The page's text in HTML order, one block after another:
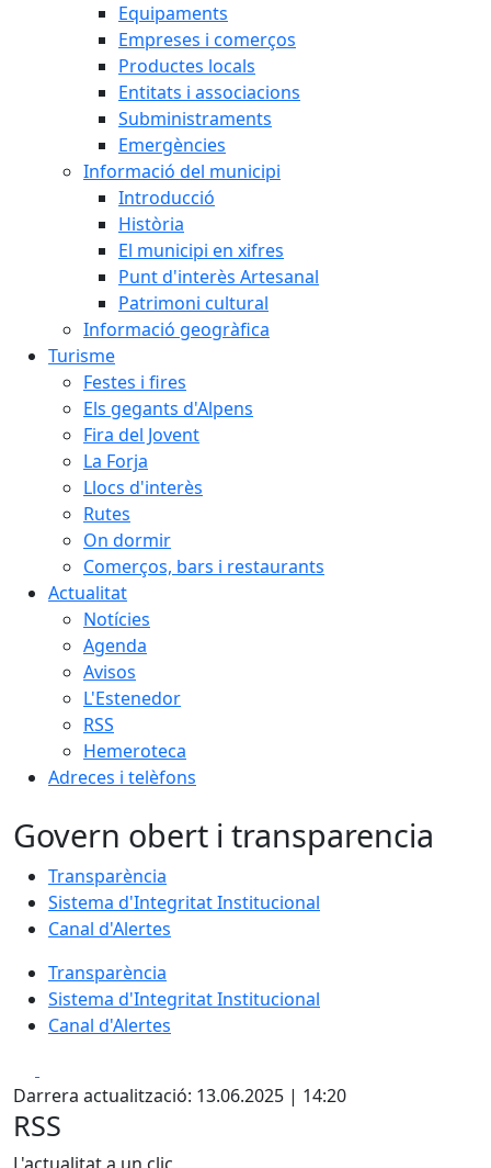
Equipaments
Empreses i comerços
Productes locals
Entitats i associacions
Subministraments
Emergències
Informació del municipi
Introducció
Història
El municipi en xifres
Punt d'interès Artesanal
Patrimoni cultural
Informació geogràfica
Turisme
Festes i fires
Els gegants d'Alpens
Fira del Jovent
La Forja
Llocs d'interès
Rutes
On dormir
Comerços, bars i restaurants
Actualitat
Notícies
Agenda
Avisos
L'Estenedor
RSS
Hemeroteca
Adreces i telèfons
Govern obert i transparencia
Transparència
Sistema d'Integritat Institucional
Canal d'Alertes
Transparència
Sistema d'Integritat Institucional
Canal d'Alertes
Darrera actualització: 13.06.2025 | 14:20
RSS